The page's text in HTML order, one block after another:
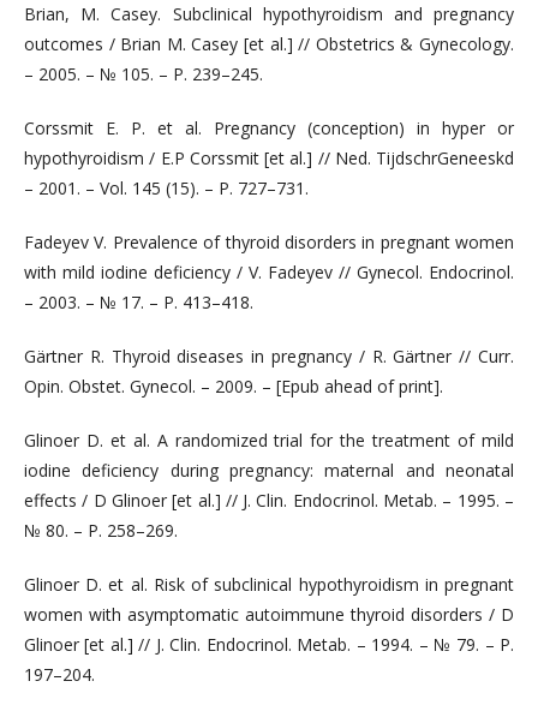
Brian, M. Casey. Subclinical hypothyroidism and pregnancy
outcomes / Brian M. Casey [et al.] // Obstetrics & Gynecology.
– 2005. – № 105. – Р. 239–245.
Corssmit E. P. et al. Pregnancy (conception) in hyper or
hypothyroidism / E.P Corssmit [et al.] // Ned. TijdschrGeneeskd
– 2001. – Vol. 145 (15). – P. 727–731.
Fadeyev V. Prevalence of thyroid disorders in pregnant women
with mild iodine deficiency / V. Fadeyev // Gynecol. Endocrinol.
– 2003. – № 17. – Р. 413–418.
Gärtner R. Thyroid diseases in pregnancy / R. Gärtner // Curr.
Opin. Obstet. Gynecol. – 2009. – [Epub ahead of print].
Glinoer D. et al. A randomized trial for the treatment of mild
iodine deficiency during pregnancy: maternal and neonatal
effects / D Glinoer [et al.] // J. Clin. Endocrinol. Metab. – 1995. –
№ 80. – Р. 258–269.
Glinoer D. et al. Risk of subclinical hypothyroidism in pregnant
women with asymptomatic autoimmune thyroid disorders / D
Glinoer [et al.] // J. Clin. Endocrinol. Metab. – 1994. – № 79. – Р.
197–204.